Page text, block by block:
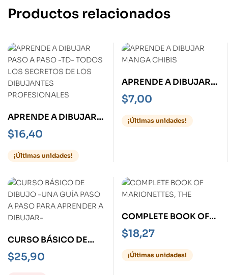
Productos relacionados
APRENDE A DIBUJAR
PASO A PASO -TD-
TODOS LOS SECRETOS
DE LOS DIBUJANTES
$16,40
¡Últimas unidades!
APRENDE A DIBUJAR
MANGA CHIBIS
$7,00
¡Últimas unidades!
CURSO BÁSICO DE
DIBUJO -UNA GUÍA
PASO A PASO PARA
$25,90
COMPLETE BOOK OF
MARIONETTES, THE
$18,27
¡Últimas unidades!